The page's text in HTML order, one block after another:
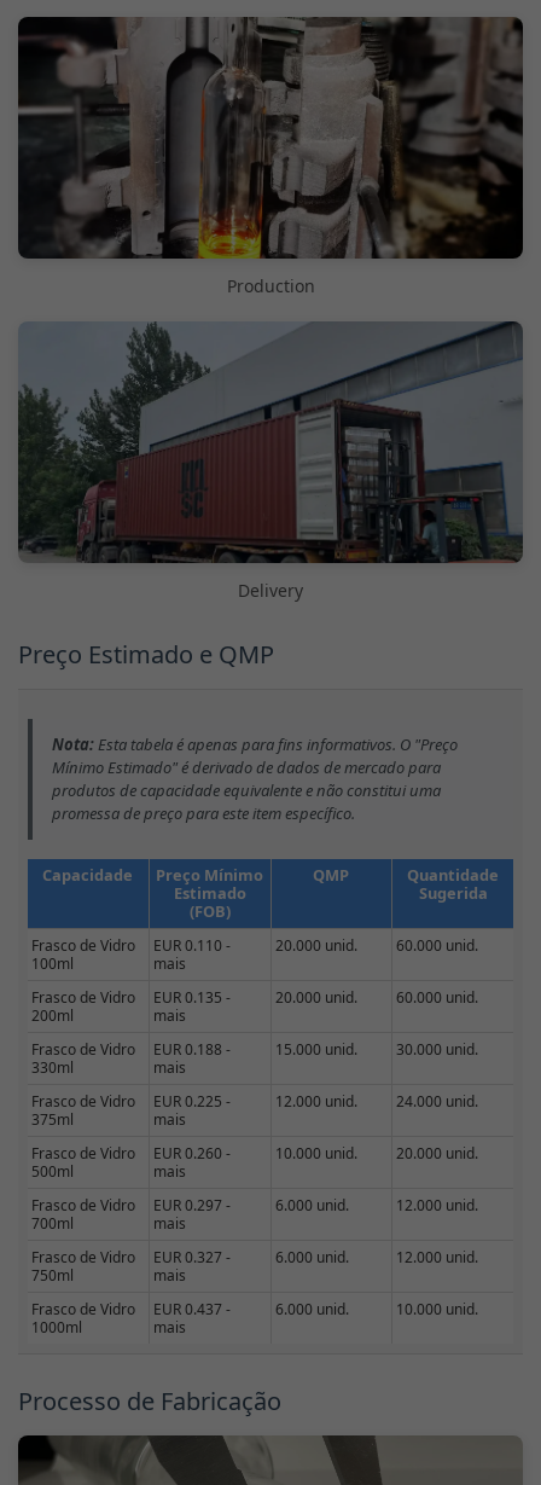
Production
Delivery
Preço Estimado e QMP
Nota:Esta tabela é apenas para fins informativos. O "Preço
Mínimo Estimado" é derivado de dados de mercado para
produtos de capacidade equivalente e não constitui uma
promessa de preço para este item específico.
Capacidade
Preço Mínimo
Estimado
(FOB)
QMP
Quantidade
Sugerida
Frasco de Vidro
100ml
EUR 0.110 -
mais
20.000 unid. 60.000 unid.
Frasco de Vidro
200ml
EUR 0.135 -
mais
20.000 unid. 60.000 unid.
Frasco de Vidro
330ml
EUR 0.188 -
mais
15.000 unid. 30.000 unid.
Frasco de Vidro
375ml
EUR 0.225 -
mais
12.000 unid. 24.000 unid.
Frasco de Vidro
500ml
EUR 0.260 -
mais
10.000 unid. 20.000 unid.
Frasco de Vidro
700ml
EUR 0.297 -
mais
6.000 unid. 12.000 unid.
Frasco de Vidro
750ml
EUR 0.327 -
mais
6.000 unid. 12.000 unid.
Frasco de Vidro
1000ml
EUR 0.437 -
mais
6.000 unid. 10.000 unid.
Processo de Fabricação